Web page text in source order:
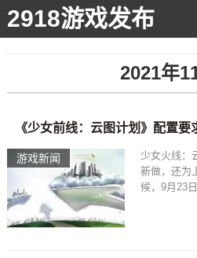
2918游戏发布
2021年
游戏新闻
少女火线：
新做，还为
候，9月23